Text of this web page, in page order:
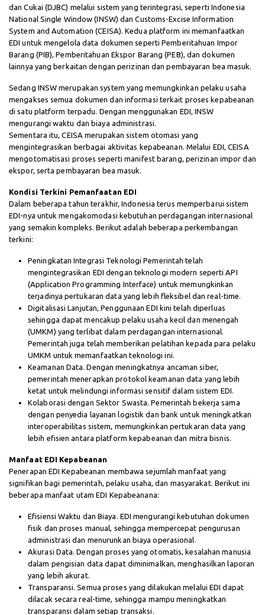
dan Cukai (DJBC) melalui sistem yang terintegrasi, seperti Indonesia
National Single Window (INSW) dan Customs-Excise Information
System and Automation (CEISA). Kedua platform ini memanfaatkan
EDI untuk mengelola data dokumen seperti Pemberitahuan Impor
Barang (PIB), Pemberitahuan Ekspor Barang (PEB), dan dokumen
lainnya yang berkaitan dengan perizinan dan pembayaran bea masuk.
Sedang INSW merupakan system yang memungkinkan pelaku usaha
mengakses semua dokumen dan informasi terkait proses kepabeanan
di satu platform terpadu. Dengan menggunakan EDI, INSW
mengurangi waktu dan biaya administrasi.
Sementara itu, CEISA merupakan sistem otomasi yang
mengintegrasikan berbagai aktivitas kepabeanan. Melalui EDI, CEISA
mengotomatisasi proses seperti manifest barang, perizinan impor dan
ekspor, serta pembayaran bea masuk.
Kondisi Terkini Pemanfaatan EDI
Dalam beberapa tahun terakhir, Indonesia terus memperbarui sistem
EDI-nya untuk mengakomodasi kebutuhan perdagangan internasional
yang semakin kompleks. Berikut adalah beberapa perkembangan
terkini:
Peningkatan Integrasi Teknologi Pemerintah telah
mengintegrasikan EDI dengan teknologi modern seperti API
(Application Programming Interface) untuk memungkinkan
terjadinya pertukaran data yang lebih fleksibel dan real-time.
Digitalisasi Lanjutan, Penggunaan EDI kini telah diperluas
sehingga dapat mencakup pelaku usaha kecil dan menengah
(UMKM) yang terlibat dalam perdagangan internasional.
Pemerintah juga telah memberikan pelatihan kepada para pelaku
UMKM untuk memanfaatkan teknologi ini.
Keamanan Data. Dengan meningkatnya ancaman siber,
pemerintah menerapkan protokol keamanan data yang lebih
ketat untuk melindungi informasi sensitif dalam sistem EDI.
Kolaborasi dengan Sektor Swasta. Pemerintah bekerja sama
dengan penyedia layanan logistik dan bank untuk meningkatkan
interoperabilitas sistem, memungkinkan pertukaran data yang
lebih efisien antara platform kepabeanan dan mitra bisnis.
Manfaat EDI Kepabeanan
Penerapan EDI Kepabeanan membawa sejumlah manfaat yang
signifikan bagi pemerintah, pelaku usaha, dan masyarakat. Berikut ini
beberapa manfaat utam EDI Kepabeanana:
Efisiensi Waktu dan Biaya. EDI mengurangi kebutuhan dokumen
fisik dan proses manual, sehingga mempercepat pengurusan
administrasi dan menurunkan biaya operasional.
Akurasi Data. Dengan proses yang otomatis, kesalahan manusia
dalam pengisian data dapat diminimalkan, menghasilkan laporan
yang lebih akurat.
Transparansi. Semua proses yang dilakukan melalui EDI dapat
dilacak secara real-time, sehingga mampu meningkatkan
transparansi dalam setiap transaksi.